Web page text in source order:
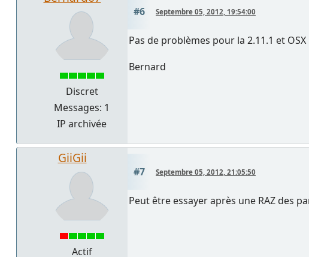
Discret
Messages: 1
IP archivée
#6 Septembre 05, 2012, 19:54:00
Pas de problèmes pour la 2.11.1 et OSX
Bernard
GiiGii
Actif
#7 Septembre 05, 2012, 21:05:50
Peut être essayer après une RAZ des